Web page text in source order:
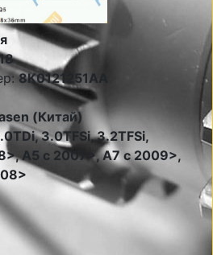
8K0121251AA
(Китай)
3.0TFSi, 3.2TFSi,
A5 c 2007>, A7 c 2009>,